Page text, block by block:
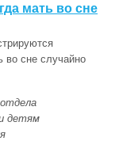
мать во сне
во сне случайно
детям